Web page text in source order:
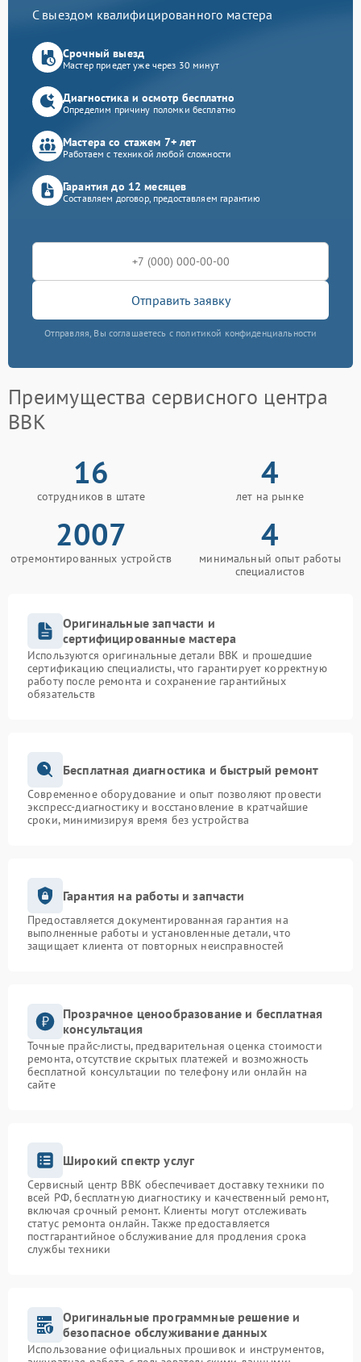
С выездом квалифицированного мастера
Срочный выезд
Мастер приедет уже через 30 минут
Диагностика и осмотр бесплатно
Определим причину поломки бесплатно
Мастера со стажем 7+ лет
Работаем с техникой любой сложности
Гарантия до 12 месяцев
Составляем договор, предоставляем гарантию
Отправить заявку
Отправляя, Вы соглашаетесь с политикой конфиденциальности
Преимущества сервисного центра
BBK
16
сотрудников в штате
4
лет на рынке
2007
отремонтированных устройств
4
минимальный опыт работы
специалистов
Оригинальные запчасти и
сертифицированные мастера
Используются оригинальные детали BBK и прошедшие
сертификацию специалисты, что гарантирует корректную
работу после ремонта и сохранение гарантийных
обязательств
Бесплатная диагностика и быстрый ремонт
Современное оборудование и опыт позволяют провести
экспресс-диагностику и восстановление в кратчайшие
сроки, минимизируя время без устройства
Гарантия на работы и запчасти
Предоставляется документированная гарантия на
выполненные работы и установленные детали, что
защищает клиента от повторных неисправностей
Прозрачное ценообразование и бесплатная
консультация
Точные прайс-листы, предварительная оценка стоимости
ремонта, отсутствие скрытых платежей и возможность
бесплатной консультации по телефону или онлайн на
сайте
Широкий спектр услуг
Сервисный центр BBK обеспечивает доставку техники по
всей РФ, бесплатную диагностику и качественный ремонт,
включая срочный ремонт. Клиенты могут отслеживать
статус ремонта онлайн. Также предоставляется
постгарантийное обслуживание для продления срока
службы техники
Оригинальные программные решение и
безопасное обслуживание данных
Использование официальных прошивок и инструментов,